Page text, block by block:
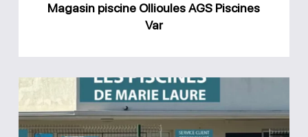
Magasin piscine Ollioules AGS Piscines
Var
Magasin
Les
piscines